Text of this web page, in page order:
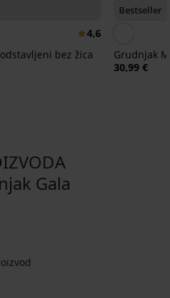
4,6
bez žica
Bestseller
Grudnjak
30,99 €
Gala